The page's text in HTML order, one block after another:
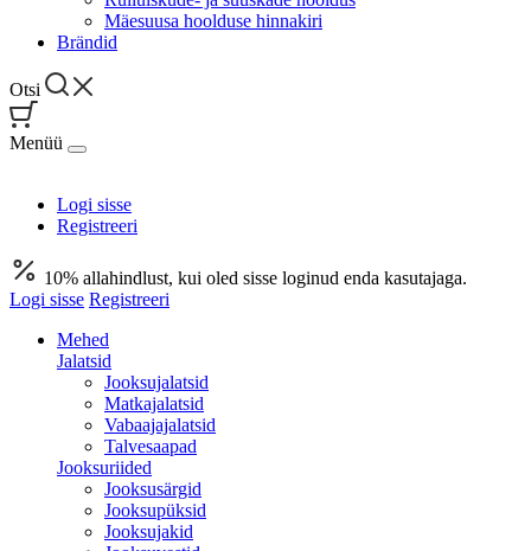
Mäesuusa hoolduse hinnakiri
Brändid
Otsi
Menüü
Logi sisse
Registreeri
10% allahindlust, kui oled sisse loginud enda kasutajaga.
Logi sisse Registreeri
Mehed
Jalatsid
Jooksujalatsid
Matkajalatsid
Vabaajajalatsid
Talvesaapad
Jooksuriided
Jooksusärgid
Jooksupüksid
Jooksujakid